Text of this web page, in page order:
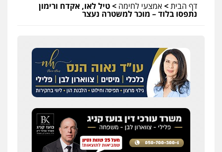
דף הבית>אמצעי לחימה >טיל לאו, אקדח ורימון
נתפסו בלוד – מוכר למשטרה נעצר